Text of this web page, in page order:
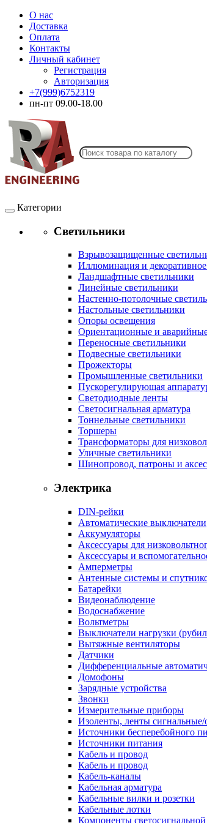
О нас
Доставка
Оплата
Контакты
Личный кабинет
Регистрация
Авторизация
+7(999)6752319
пн-пт 09.00-18.00
Категории
Светильники
Взрывозащищенные
Иллюминация и
Ландшафтные светильники
Линейные светильники
Настенно-потолочные
Настольные светильники
Опоры освещения
Ориентационные и
Переносные светильники
Подвесные светильники
Прожекторы
Промышленные светильники
Пускорегулирующая
Светодиодные ленты
Светосигнальная арматура
Тоннельные светильники
Торшеры
Трансформаторы для
Уличные светильники
Шинопровод, патроны и
Электрика
DIN-рейки
Автоматические выключатели
Аккумуляторы
Аксессуары для
Аксессуары и
Амперметры
Антенные системы и
Батарейки
Видеонаблюдение
Водоснабжение
Вольтметры
Выключатели нагрузки
Вытяжные вентиляторы
Датчики
Дифференциальные
Домофоны
Зарядные устройства
Звонки
Измерительные приборы
Изоленты, ленты сигнальные/
Источники бесперебойного
Источники питания
Кабель и провод
Кабель и провод
Кабель-каналы
Кабельная арматура
Кабельные вилки и розетки
Кабельные лотки
Компоненты